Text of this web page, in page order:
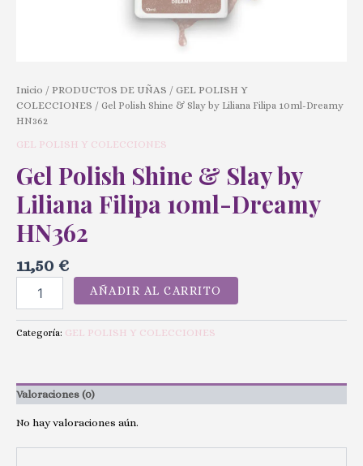
Inicio / PRODUCTOS DE UÑAS / GEL POLISH Y
COLECCIONES / Gel Polish Shine & Slay by Liliana Filipa 10ml-Dreamy
HN362
GEL POLISH Y COLECCIONES
Gel Polish Shine & Slay by
Liliana Filipa 10ml-Dreamy
HN362
11,50 €
AÑADIR AL CARRITO
Categoría: GEL POLISH Y COLECCIONES
Valoraciones (0)
No hay valoraciones aún.